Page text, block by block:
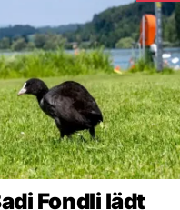
Fondli lädt